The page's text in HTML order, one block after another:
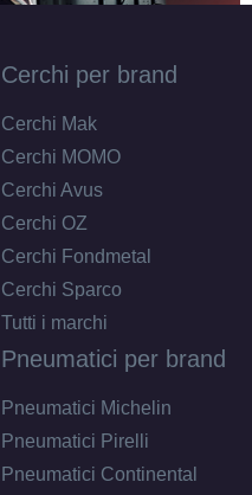
Cerchi per brand
Cerchi Mak
Cerchi MOMO
Cerchi Avus
Cerchi OZ
Cerchi Fondmetal
Cerchi Sparco
Tutti i marchi
Pneumatici per brand
Pneumatici Michelin
Pneumatici Pirelli
Pneumatici Continental